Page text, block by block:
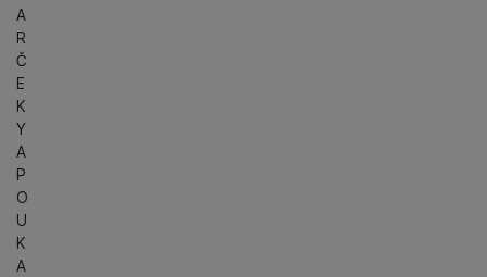
A
R
Č
E
K
Y
A
P
O
U
K
A